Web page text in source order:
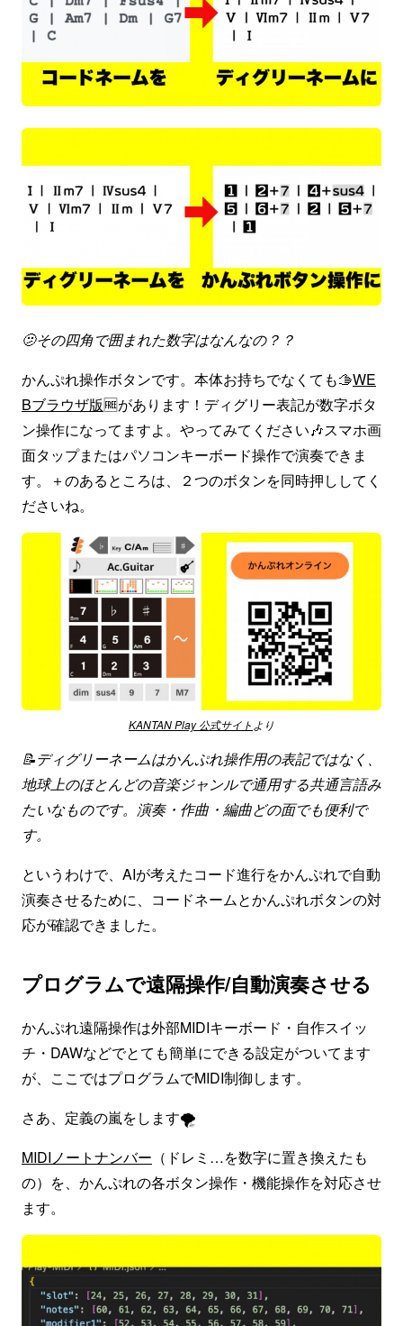
🫤その四角で囲まれた数字はなんなの？？
かんぷれ操作ボタンです。本体お持ちでなくても🫱WE
Bブラウザ版🆓があります！ディグリー表記が数字ボタ
ン操作になってますよ。やってみてください🎶スマホ画
面タップまたはパソコンキーボード操作で演奏できま
す。＋のあるところは、２つのボタンを同時押ししてく
ださいね。
KANTAN Play 公式サイト より
📝ディグリーネームはかんぷれ操作用の表記ではなく、
地球上のほとんどの音楽ジャンルで通用する共通言語み
たいなものです。演奏・作曲・編曲どの面でも便利で
す。
というわけで、AIが考えたコード進行をかんぷれで自動
演奏させるために、コードネームとかんぷれボタンの対
応が確認できました。
プログラムで遠隔操作/自動演奏させる
かんぷれ遠隔操作は外部MIDIキーボード・自作スイッ
チ・DAWなどでとても簡単にできる設定がついてます
が、ここではプログラムでMIDI制御します。
さあ、定義の嵐をします🌪️
MIDIノートナンバー （ドレミ…を数字に置き換えたも
の）を、かんぷれの各ボタン操作・機能操作を対応させ
ます。